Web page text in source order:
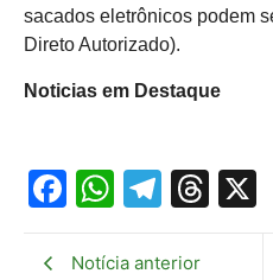
sacados eletrônicos podem
Direto Autorizado).
Noticias em Destaque
Facebook
WhatsApp
Notícia anterior